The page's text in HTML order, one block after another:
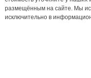
размещённым на сайте. Мы
исключительно в